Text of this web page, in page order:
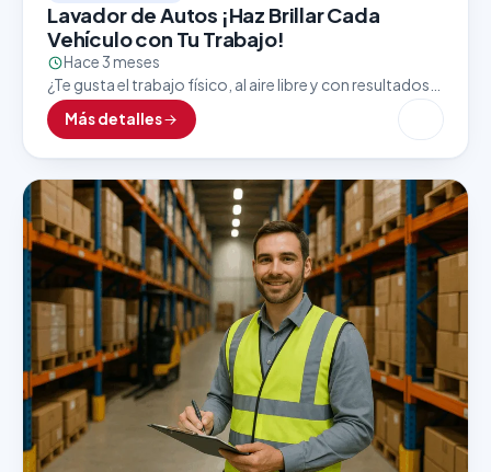
Lavador de Autos ¡Haz Brillar Cada
Vehículo con Tu Trabajo!
Hace 3 meses
¿Te gusta el trabajo físico, al aire libre y con resultados
inmediatos? Esta vacante como Lavador de Autos es
ideal para personas detallistas, responsables…
Más detalles